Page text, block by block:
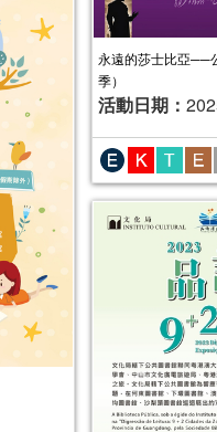
永遠的莎士比亞──
季）
活動日期：